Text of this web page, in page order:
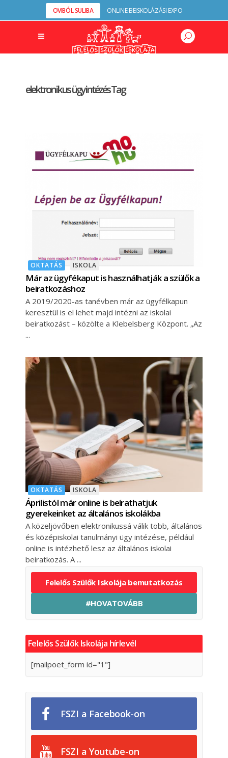
OVIBÓL SULIBA ONLINE BEISKOLÁZÁSI EXPO
elektronikus ügyintézés Tag
OKTATÁS ISKOLA
Már az ügyfékaput is használhatják a szülők a
beiratkozáshoz
A 2019/2020-as tanévben már az ügyfélkapun
keresztül is el lehet majd intézni az iskolai
beiratkozást – közölte a Klebelsberg Központ. „Az
OKTATÁS ISKOLA
Áprilistól már online is beírathatjuk
gyerekeinket az általános iskolákba
A közeljövőben elektronikussá válik több, általános
és középiskolai tanulmányi ügy intézése, például
online is intézhető lesz az általános iskolai
beiratkozás. A
Felelős Szülők Iskolája bemutatkozás
#HOVATOVÁBB
Felelős Szülők Iskolája hírlevél
[mailpoet_form id="1"]
FSZI a Facebook-on
FSZI a Youtube-on